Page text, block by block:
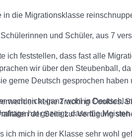
in die Migrationsklasse
und Schüler, aus 7
ich feststellen, dass fast alle
wir über den Steubenball,
gerne Deutsch gesprochen
noch nicht ganz wohl in
hat gezeigt, dass die
ich mich in der Klasse sehr wohl
keine Tracking Cookies.
der Seite zur Verfügung